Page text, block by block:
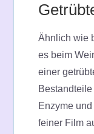
Ähnlich wie
es beim
einer
Enzyme
feiner Film